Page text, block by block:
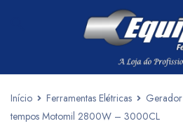
Início Ferramentas Elétricas Gerador
tempos Motomil 2800W – 3000CL